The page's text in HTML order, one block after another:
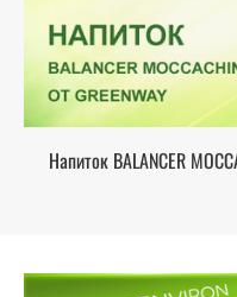
Напиток BALANCER